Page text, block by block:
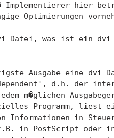
Implementierer hier
Optimierungen
Datei, was ist ein
Ausgabe eine dvi-
d.h. der
m�glichen
Programm, liest
Informationen in
in PostScript oder in